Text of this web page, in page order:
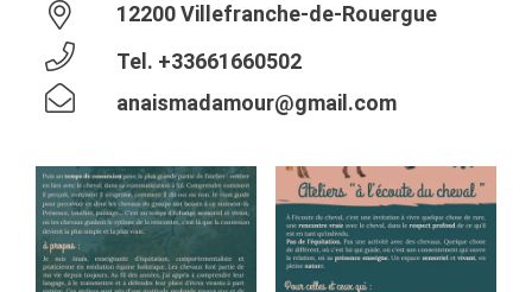
12200 Villefranche-de-Rouergue
Tel. +33661660502
anaismadamour@gmail.com